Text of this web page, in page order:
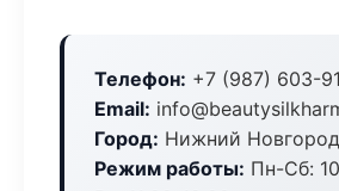
Телефон: +7 (987) 603-
Email:
Город: Нижний Новгород
Режим работы: Пн-Сб: